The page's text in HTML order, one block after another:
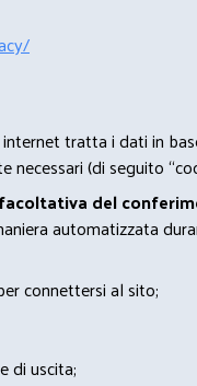
tratta i dati in
(di seguito
del
automatizzata
connettersi al sito;
di uscita;